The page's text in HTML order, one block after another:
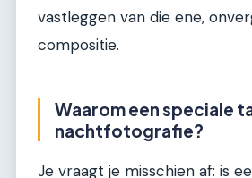
vastleggen van die ene,
compositie.
Waarom een speciale
nachtfotografie?
Je vraagt je misschien af: is